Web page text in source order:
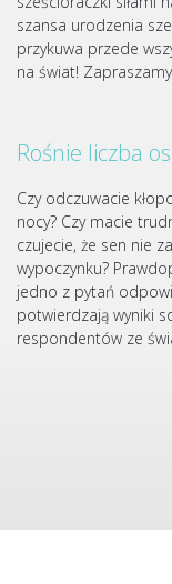
szansa urodzenia
przykuwa przede
na świat!
Rośnie liczba
Czy odczuwacie
nocy? Czy macie
czujecie, że sen nie
wypoczynku?
jedno z pytań
potwierdzają wyniki
respondentów ze